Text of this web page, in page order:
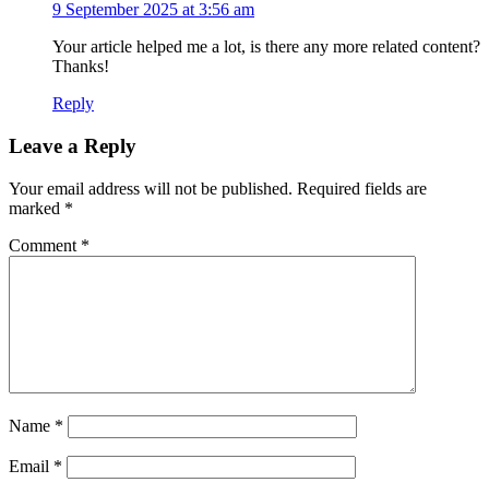
9 September 2025 at 3:56 am
Your article helped me a lot, is there any more related content?
Thanks!
Reply
Leave a Reply
Your email address will not be published. Required fields are
marked *
Comment *
Name *
Email *